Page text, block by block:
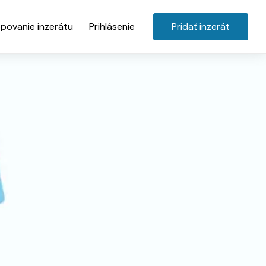
inzerátu Prihlásenie Pridať inzerát